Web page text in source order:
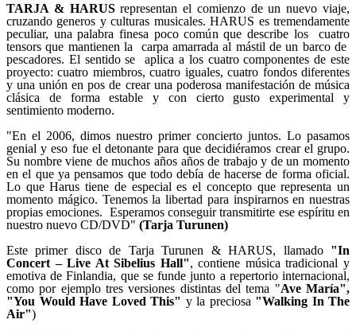
TARJA & HARUSrepresentan el comienzo de un nuevo viaje,
cruzando generos y culturas musicales. HARUS es tremendamente
peculiar, una palabra finesa poco común que describe los cuatro
tensors que mantienen la carpa amarrada al mástil de un barco de
pescadores. El sentido se aplica a los cuatro componentes de este
proyecto: cuatro miembros, cuatro iguales, cuatro fondos diferentes
y una unión en pos de crear una poderosa manifestación de música
clásica de forma estable y con cierto gusto experimental y
sentimiento moderno.
"En el 2006, dimos nuestro primer concierto juntos. Lo pasamos
genial y eso fue el detonante para que decidiéramos crear el grupo.
Su nombre viene de muchos años años de trabajo y de un momento
en el que ya pensamos que todo debía de hacerse de forma oficial.
Lo que Harus tiene de especial es el concepto que representa un
momento mágico. Tenemos la libertad para inspirarnos en nuestras
propias emociones. Esperamos conseguir transmitirte ese espíritu en
nuestro nuevo CD/DVD" (Tarja Turunen)
Este primer disco de Tarja Turunen & HARUS, llamado "In
Concert – Live At Sibelius Hall", contiene música tradicional y
emotiva de Finlandia, que se funde junto a repertorio internacional,
como por ejemplo tres versiones distintas del tema "Ave María",
"You Would Have Loved This" y la preciosa "Walking In The
Air")